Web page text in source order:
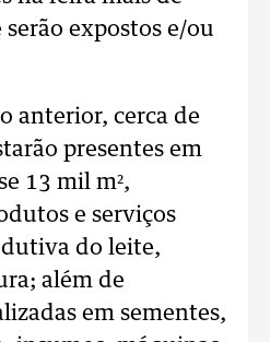
expostos e/ou
anterior, cerca de
presentes em
13 mil m²,
e serviços
do leite,
além de
em sementes,